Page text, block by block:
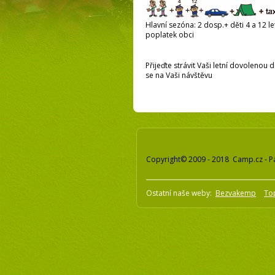
Hlavní sezóna: 2 dosp.+ děti 4 a 12
poplatek obci
Přijeďte strávit Vaši letní dovolenou
se na Vaši návštěvu
Copyright© 2009 - 2018 Camp.cz -
Ostatní naše weby: Bezvakemp